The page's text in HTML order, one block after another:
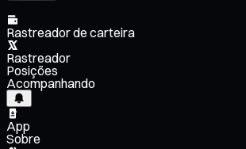
Rastreador de carteira
Rastreador
Posições
Acompanhando
App
Sobre